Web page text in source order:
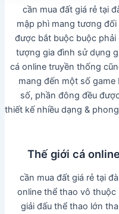
cần mua đất giá rẻ tại
mập phì mang tương
được bắt buộc buộc
tượng gia đình sử dụng
cá online truyền thống
mang đến một số game
số, phần đông đều
thiết kế nhiều dạng &
Thế giới cá
cần mua đất giá rẻ tại
online thể thao vô thuộc
giải đấu thể thao lớn